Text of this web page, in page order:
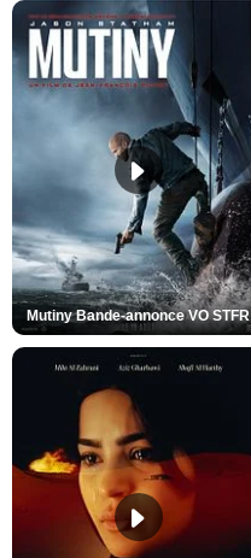
Mutiny Bande-annonce VO STFR